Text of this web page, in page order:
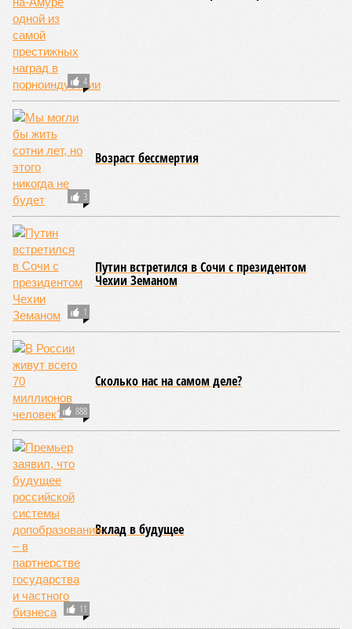
США, а также некоторые районы Карибского бассейна и
Средиземноморья. То есть в зоне риска уже не только
Поднебесная с Индией – не так ли?
«Бронзу» получают извержения супервулканов – «Наша
Версия» ужеписала
окончательно проснётся знаменитый Йеллоустоун. Это
грозит не только уничтожением части Соединённых
Штатов, но и общепланетарной катастрофой вплоть до
возникновения «вулканической зимы». Флегрейские поля в
Италии, кстати, тоже не стоит сбрасывать со счетов. Равно
как и многие другие до поры спящие вулканические
районы.
Невидимый убийца
Упоминают эксперты и жару вкупе с засухой и
следующими отсюда лесными пожарами. Тут в группе
риска запад США, юг Европы, Австралия, Ближний Восток,
а также некоторые районы Бразилии и Африки к югу от
Сахары. Леса начинают гореть всё чаще и чаще,
достаточно посмотреть общемировую статистику; сотни
тысяч людей остаются без крова, десятки тысяч – гибнут.
Но проблема не только в этом. Проблема ещё и в том, что
огонь уничтожает лесную экосистему, сельское хозяйство
и кропотливо созданную человеком инфраструктуру.
Учитывая то, что пожары начинают становиться чуть ли не
ежегодной реальностью на фоне глобального потепления,
год за годом их будет всё больше, и здесь уже среди
прочего в большой опасности Европа. Небывалая жара,
зафиксированная в этом и прошлом годах в Италии и во
Франции, тому лучшее подтверждение.
Есть в перечне A-Z Animals и экзотика, впрочем, не менее
смертоносная. Это, в частности, «лимнические
извержения», о которых мало кто слышал. Речь идёт о
явлениях, когда большое количество углекислого газа
внезапно вырывается из глубин озёр, образуя невидимое
удушающее газовое облако, которое безжалостно убивает